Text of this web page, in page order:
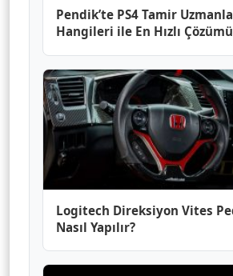
Pendik’te PS4 Tamir
Hangileri ile En Hızlı Çözümü
Logitech Direksiyon Vites
Nasıl Yapılır?